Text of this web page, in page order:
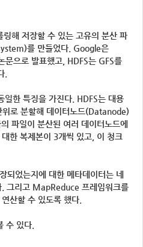
해 저장할 수 있는 고유의 분산 파
를 만들었다. Google은
문으로 발표했고, HDFS는 GFS를
.
일한 특징을 가진다. HDFS는 대용
로 분할해 데이터노드(Datanode)
파일이 분산된 여러 데이터노드에
한 복제본이 3개씩 있고, 이 청크
되었는지에 대한 메타데이터는 네
그리고 MapReduce 프레임워크를
산할 수 있도록 했다.
수 있다.